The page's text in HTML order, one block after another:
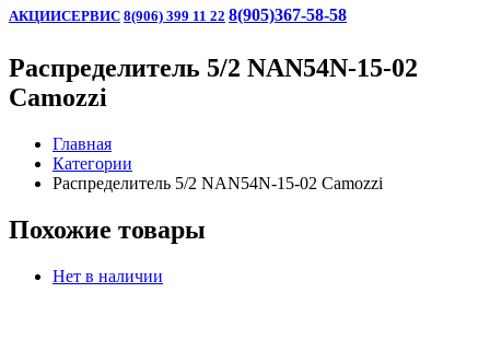
АКЦИИСЕРВИС 8(906) 399 11 22 8(905)367-58-58
Распределитель 5/2 NAN54N-15-02
Camozzi
Главная
Категории
Распределитель 5/2 NAN54N-15-02 Camozzi
Похожие товары
Нет в наличии